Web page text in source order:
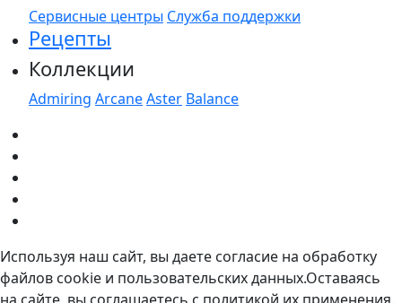
Сервисные центры Служба поддержки
Рецепты
Коллекции
Admiring ArcaneAster Balance
Используя наш сайт, вы даете согласие на обработку
файлов cookie и пользовательских данных.Оставаясь